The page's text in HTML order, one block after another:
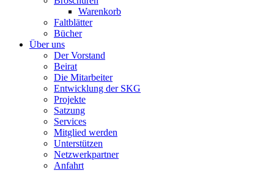
Warenkorb
Faltblätter
Bücher
Über uns
Der Vorstand
Beirat
Die Mitarbeiter
Entwicklung der SKG
Projekte
Satzung
Services
Mitglied werden
Unterstützen
Netzwerkpartner
Anfahrt